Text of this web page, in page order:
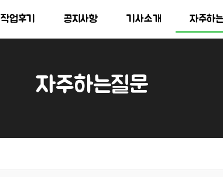
작업후기 공지사항 기사소개 자주하
자주하는질문